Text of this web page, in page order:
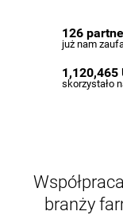
126
już nam
1,120,465
skorzystało
branży